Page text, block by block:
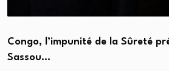
Congo, l’impunité de la Sûreté
Sassou…